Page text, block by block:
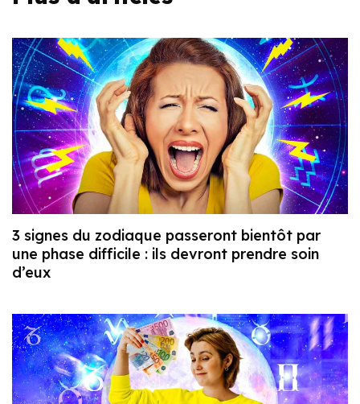
3 signes du zodiaque passeront bientôt par
une phase difficile : ils devront prendre soin
d’eux